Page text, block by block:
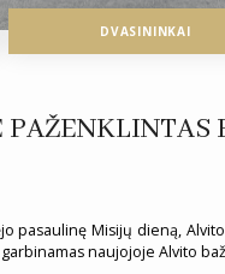
DVASININKAI
pasaulinę Misijų dieną,
naujojoje Alvito